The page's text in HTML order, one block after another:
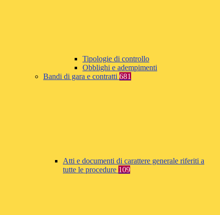
Tipologie di controllo
Obblighi e adempimenti
Bandi di gara e contratti 681
Atti e documenti di carattere generale riferiti a
tutte le procedure 109